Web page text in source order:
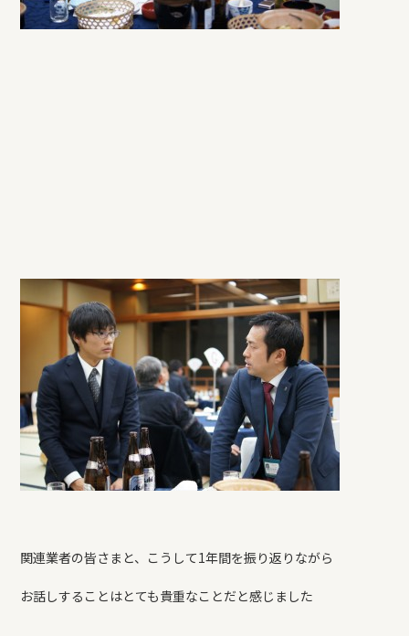
関連業者の皆さまと、こうして1年間を振り返りながら
お話しすることはとても貴重なことだと感じました